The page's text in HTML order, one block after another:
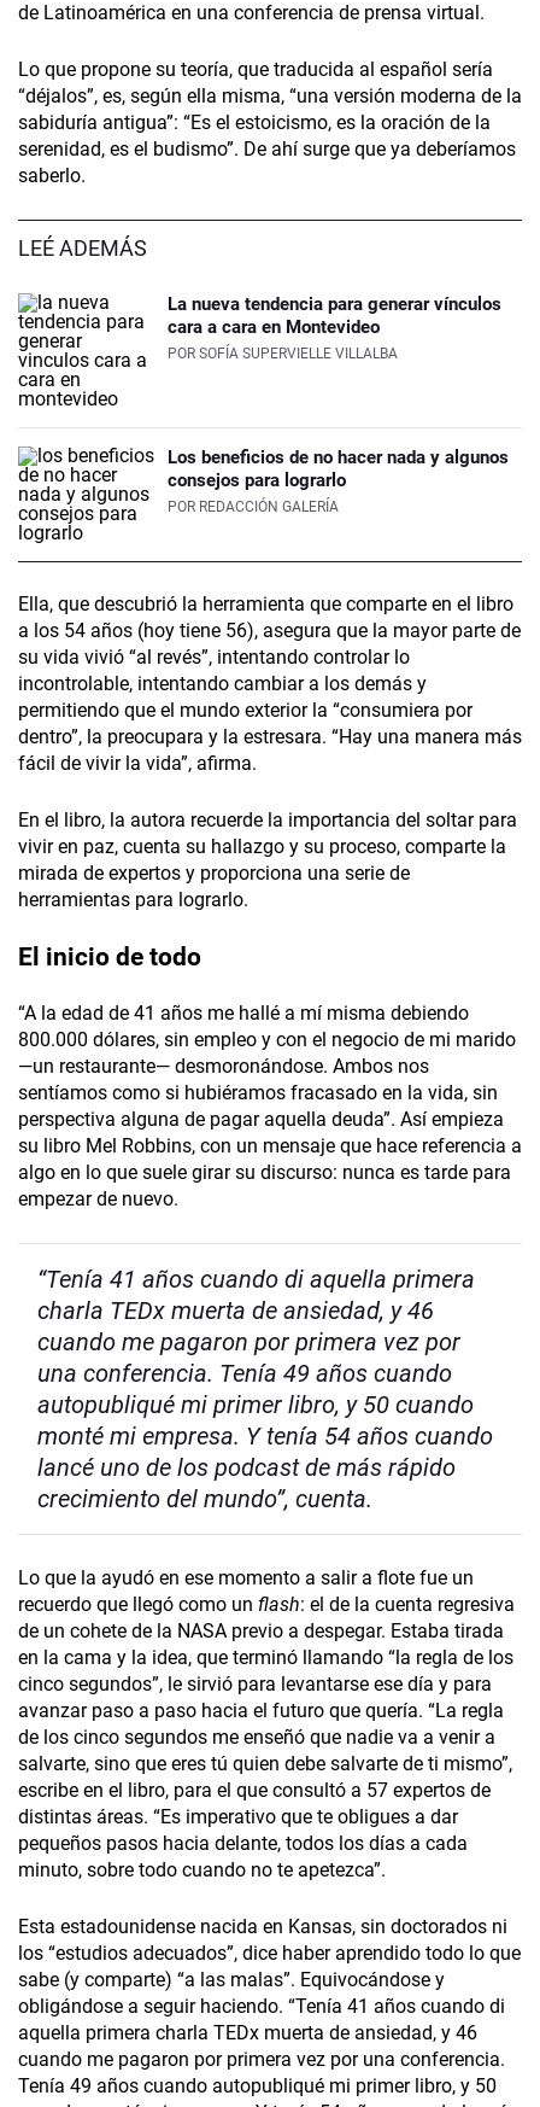
de Latinoamérica en una conferencia de prensa virtual.
Lo que propone su teoría, que traducida al español sería
“déjalos”, es, según ella misma, “una versión moderna de la
sabiduría antigua”: “Es el estoicismo, es la oración de la
serenidad, es el budismo”. De ahí surge que ya deberíamos
saberlo.
LEÉ ADEMÁS
La nueva tendencia para generar vínculos
cara a cara en Montevideo
POR SOFÍA SUPERVIELLE VILLALBA
Los beneficios de no hacer nada y algunos
consejos para lograrlo
POR REDACCIÓN GALERÍA
Ella, que descubrió la herramienta que comparte en el libro
a los 54 años (hoy tiene 56), asegura que la mayor parte de
su vida vivió “al revés”, intentando controlar lo
incontrolable, intentando cambiar a los demás y
permitiendo que el mundo exterior la “consumiera por
dentro”, la preocupara y la estresara. “Hay una manera más
fácil de vivir la vida”, afirma.
En el libro, la autora recuerde la importancia del soltar para
vivir en paz, cuenta su hallazgo y su proceso, comparte la
mirada de expertos y proporciona una serie de
herramientas para lograrlo.
El inicio de todo
“A la edad de 41 años me hallé a mí misma debiendo
800.000 dólares, sin empleo y con el negocio de mi marido
—un restaurante— desmoronándose. Ambos nos
sentíamos como si hubiéramos fracasado en la vida, sin
perspectiva alguna de pagar aquella deuda”. Así empieza
su libro Mel Robbins, con un mensaje que hace referencia a
algo en lo que suele girar su discurso: nunca es tarde para
empezar de nuevo.
“Tenía 41 años cuando di aquella primera
charla TEDx muerta de ansiedad, y 46
cuando me pagaron por primera vez por
una conferencia. Tenía 49 años cuando
autopubliqué mi primer libro, y 50 cuando
monté mi empresa. Y tenía 54 años cuando
lancé uno de los podcast de más rápido
crecimiento del mundo”, cuenta.
Lo que la ayudó en ese momento a salir a flote fue un
recuerdo que llegó como un flash: el de la cuenta regresiva
de un cohete de la NASA previo a despegar. Estaba tirada
en la cama y la idea, que terminó llamando “la regla de los
cinco segundos”, le sirvió para levantarse ese día y para
avanzar paso a paso hacia el futuro que quería. “La regla
de los cinco segundos me enseñó que nadie va a venir a
salvarte, sino que eres tú quien debe salvarte de ti mismo”,
escribe en el libro, para el que consultó a 57 expertos de
distintas áreas. “Es imperativo que te obligues a dar
pequeños pasos hacia delante, todos los días a cada
minuto, sobre todo cuando no te apetezca”.
Esta estadounidense nacida en Kansas, sin doctorados ni
los “estudios adecuados”, dice haber aprendido todo lo que
sabe (y comparte) “a las malas”. Equivocándose y
obligándose a seguir haciendo. “Tenía 41 años cuando di
aquella primera charla TEDx muerta de ansiedad, y 46
cuando me pagaron por primera vez por una conferencia.
Tenía 49 años cuando autopubliqué mi primer libro, y 50